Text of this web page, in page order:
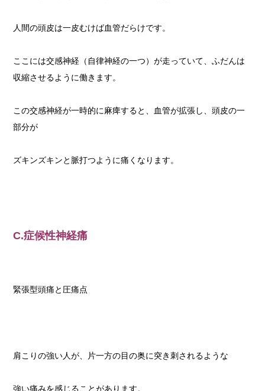
人間の頭皮は一皮むけば血管だらけです。
ここには交感神経（自律神経の一つ）が走っていて、ふだんは
収縮させるように働きます。
この交感神経が一時的に麻痺すると、血管が拡張し、頭皮の一
部分が
ズキンズキンと脈打つように痛くなります。
C.症候性神経痛
緊張型頭痛と圧痛点
肩こりの強い人が、片一方の目の奥に突き刺されるような
強い痛みを感じることがあります。